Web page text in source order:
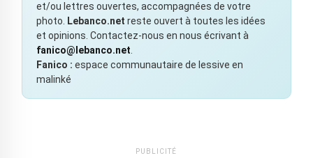
et/ou lettres ouvertes, accompagnées de votre
photo. Lebanco.net reste ouvert à toutes les idées
et opinions. Contactez-nous en nous écrivant à
fanico@lebanco.net.
Fanico : espace communautaire de lessive en
malinké
PUBLICITÉ